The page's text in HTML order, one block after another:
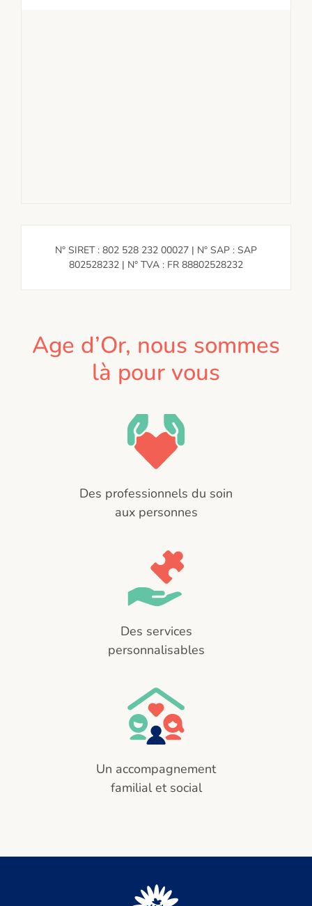
N° SIRET : 802 528 232 00027 | N° SAP : SAP
802528232 | N° TVA : FR 88802528232
Age d’Or, nous sommes
là pour vous
Des professionnels du soin
aux personnes
Des services
personnalisables
Un accompagnement
familial et social